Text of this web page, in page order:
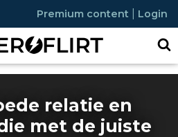
Premium content Login
relatie en
met de juiste